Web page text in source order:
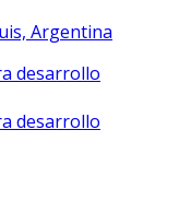
Argentina